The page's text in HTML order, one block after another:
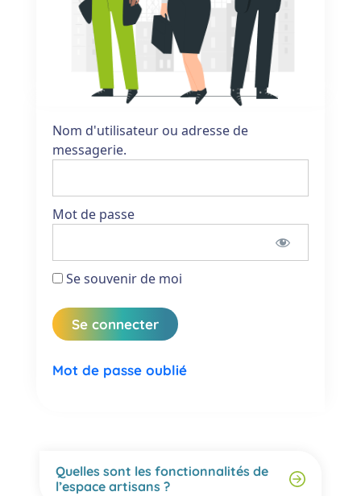
Nom d'utilisateur ou adresse de
messagerie.
Mot de passe
Se souvenir de moi
Mot de passe oublié
Quelles sont les fonctionnalités de
l’espace artisans ?